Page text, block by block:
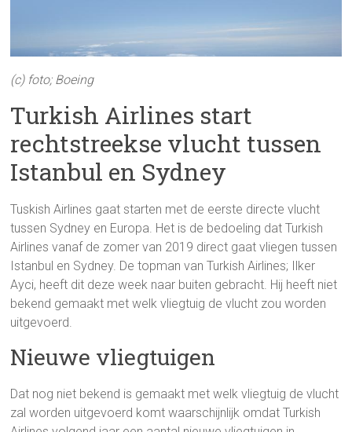
(c) foto; Boeing
Turkish Airlines start
rechtstreekse vlucht tussen
Istanbul en Sydney
Tuskish Airlines gaat starten met de eerste directe vlucht
tussen Sydney en Europa. Het is de bedoeling dat Turkish
Airlines vanaf de zomer van 2019 direct gaat vliegen tussen
Istanbul en Sydney. De topman van Turkish Airlines; Ilker
Ayci, heeft dit deze week naar buiten gebracht. Hij heeft niet
bekend gemaakt met welk vliegtuig de vlucht zou worden
uitgevoerd.
Nieuwe vliegtuigen
Dat nog niet bekend is gemaakt met welk vliegtuig de vlucht
zal worden uitgevoerd komt waarschijnlijk omdat Turkish